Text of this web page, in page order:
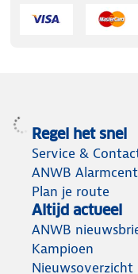
Regel het snel
Service &
ANWB
Plan je route
Altijd actueel
ANWB
Kampioen
Nieuwsoverzicht